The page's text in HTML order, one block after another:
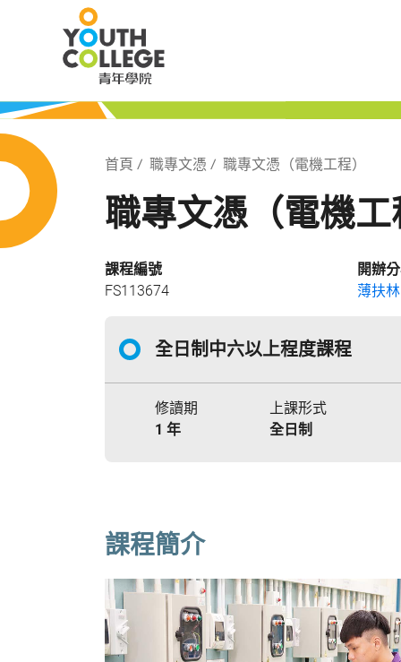
青年學院
Breadcrumb
首頁 職專文憑 職專文憑（電機工程）
職專文憑（電機
課程編號
FS113674
開辦
薄扶林
全日制中六以上程度課程
修讀期
1 年
上課形式
全日制
課程簡介